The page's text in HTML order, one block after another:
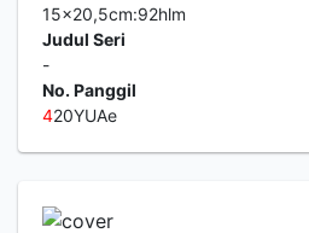
15x20,5cm:92hlm
Judul Seri
-
No. Panggil
420YUAe